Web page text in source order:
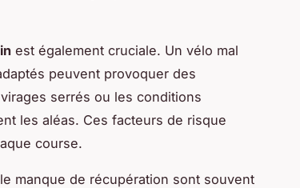
est également cruciale. Un vélo mal
peuvent provoquer des
serrés ou les conditions
les aléas. Ces facteurs de risque
course.
manque de récupération sont souvent